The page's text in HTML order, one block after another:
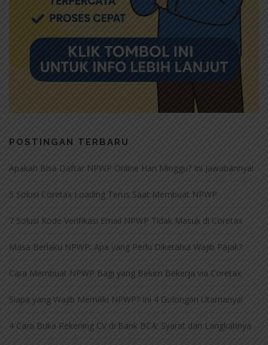
POSTINGAN TERBARU
Apakah Bisa Daftar NPWP Online Hari Minggu? Ini Jawabannya!
5 Solusi Coretax Loading Terus Saat Membuat NPWP
7 Solusi Kode Verifikasi Email NPWP Tidak Masuk di Coretax
Masa Berlaku NPWP: Apa yang Perlu Diketahui Wajib Pajak?
Cara Membuat NPWP Bagi yang Belum Bekerja via Coretax
Siapa yang Wajib Memiliki NPWP? Ini 4 Golongan Utamanya!
4 Cara Buka Rekening CV di Bank BCA: Syarat dan Langkahnya